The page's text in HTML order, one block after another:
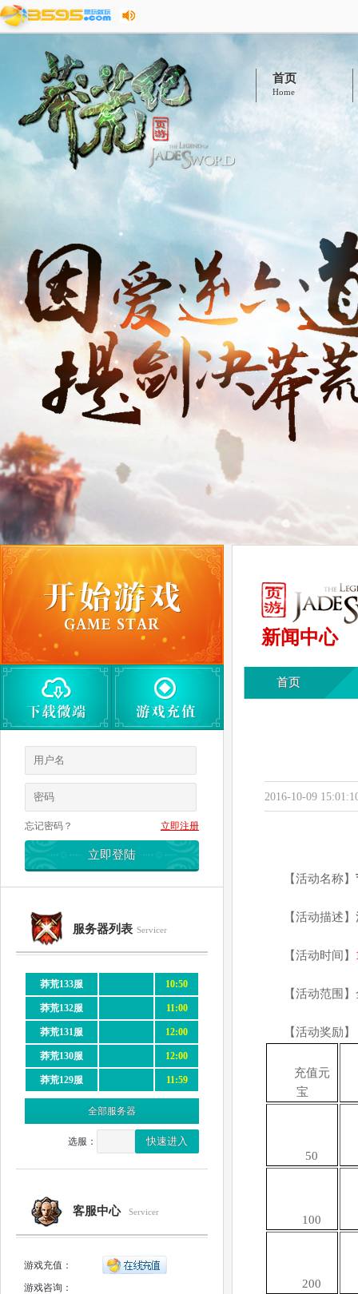
首页
Home
忘记密码？ 立即注册
服务器列表 Servicer
莽荒133服 10:50
莽荒132服 11:00
莽荒131服 12:00
莽荒130服 12:00
莽荒129服 11:59
全部服务器
选服：
客服中心 Servicer
游戏充值：
游戏咨询：
新闻中心
首页
2016-10-09
【活动名称】
【活动描述
【活动时间】
【活动范围
【活动奖励】
充值元
宝
50
100
200